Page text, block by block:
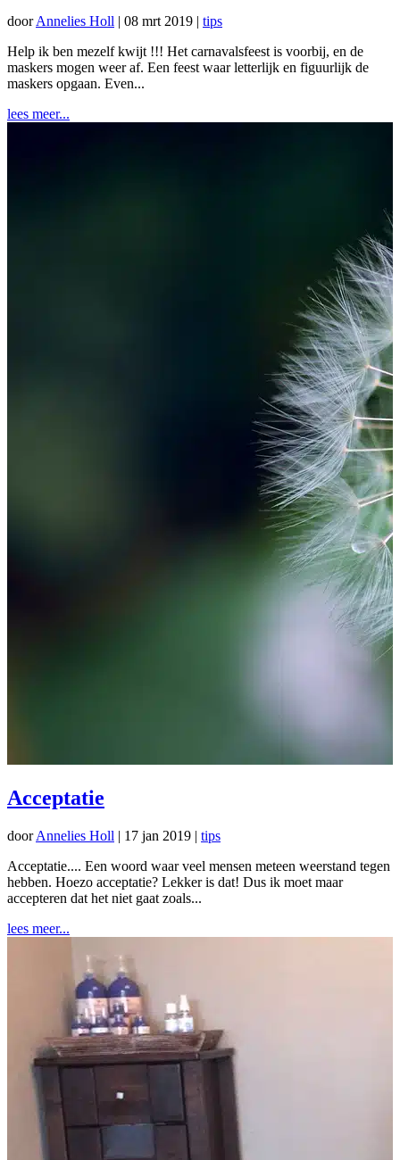
doorAnnelies Holl | 08 mrt 2019 | tips
Help ik ben mezelf kwijt !!! Het carnavalsfeest is voorbij, en de
maskers mogen weer af. Een feest waar letterlijk en figuurlijk de
maskers opgaan. Even...
lees meer...
Acceptatie
doorAnnelies Holl | 17 jan 2019 | tips
Acceptatie.... Een woord waar veel mensen meteen weerstand tegen
hebben. Hoezo acceptatie? Lekker is dat! Dus ik moet maar
accepteren dat het niet gaat zoals...
lees meer...